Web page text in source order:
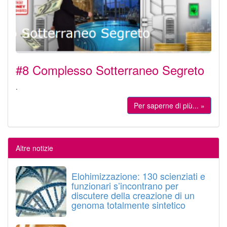
#8 Complesso Sotterraneo Segreto
.
Per saperne di più... »
Altre notizie
Elohimizzazione: 130 scienziati e
funzionari s’incontrano per
discutere della creazione di un
genoma totalmente sintetico